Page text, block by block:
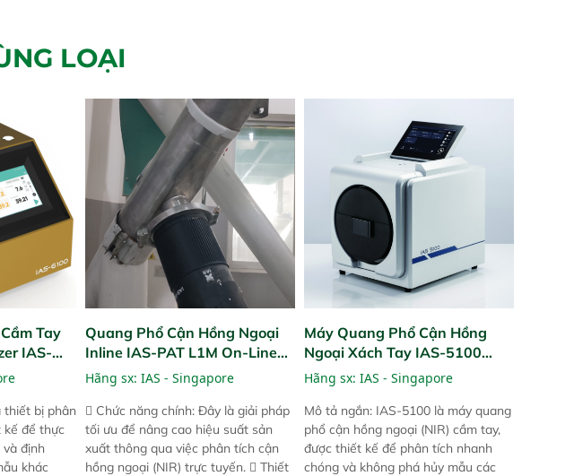
LOẠI
Tay
IAS-
thiết bị phân
kế để thực
định
khác
Quang Phổ Cận Hồng Ngoại
Inline IAS-PAT L1M On-Line
NIR
Hãng sx: IAS - Singapore
 Chức năng chính: Đây là giải pháp
tối ưu để nâng cao hiệu suất sản
xuất thông qua việc phân tích cận
hồng ngoại (NIR) trực tuyến.  Thiết
Máy Quang Phổ Cận Hồng
Ngoại Xách Tay IAS-5100
Portable NIR Analyzer
Hãng sx: IAS - Singapore
Mô tả ngắn: IAS-5100 là máy quang
phổ cận hồng ngoại (NIR) cầm tay,
được thiết kế để phân tích nhanh
chóng và không phá hủy mẫu các